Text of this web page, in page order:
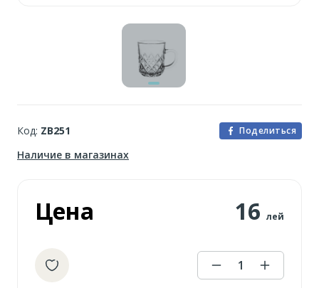
Код: ZB251 Поделиться
Наличие в магазинах
Цена 16 лей
1